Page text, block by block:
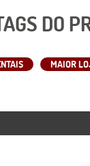
DO
MAIOR